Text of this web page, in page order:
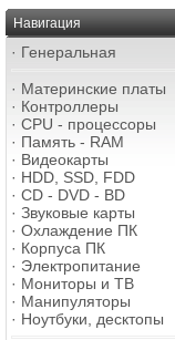
Навигация
· Генеральная
· Материнские платы
· Контроллеры
· CPU - процессоры
· Память - RAM
· Видеокарты
· HDD, SSD, FDD
· CD - DVD - BD
· Звуковые карты
· Охлаждение ПК
· Корпуса ПК
· Электропитание
· Мониторы и ТВ
· Манипуляторы
· Ноутбуки, десктопы